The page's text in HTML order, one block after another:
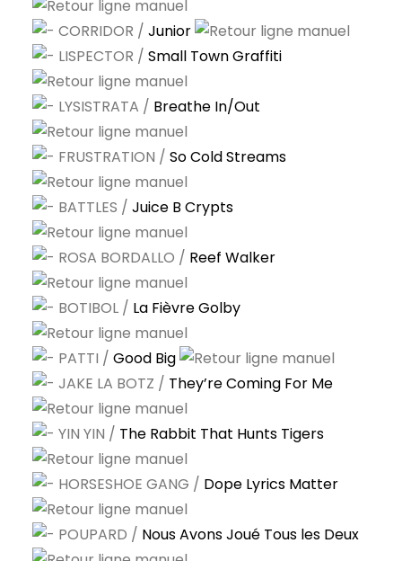
CORRIDOR / Junior
LISPECTOR / Small Town Graffiti
LYSISTRATA / Breathe In/Out
FRUSTRATION / So Cold Streams
BATTLES / Juice B Crypts
ROSA BORDALLO / Reef Walker
BOTIBOL / La Fièvre Golby
PATTI / Good Big
JAKE LA BOTZ / They’re Coming For Me
YIN YIN / The Rabbit That Hunts Tigers
HORSESHOE GANG / Dope Lyrics Matter
POUPARD / Nous Avons Joué Tous les Deux